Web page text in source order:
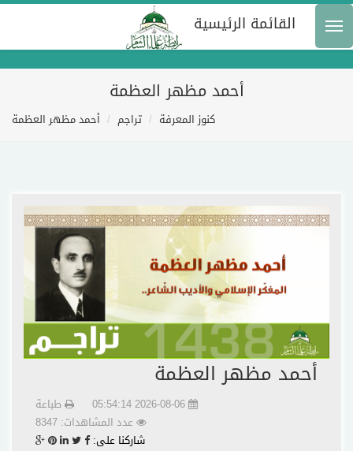
القائمة الرئيسية
أحمد مظهر العظمة
كنوز المعرفة تراجم أحمد مظهر العظمة
أحمد مظهر العظمة
طباعة
عدد المشاهدات: 8347
شاركنا على: